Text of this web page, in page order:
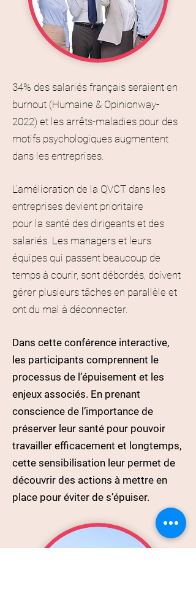
34% des salariés français seraient en
burnout (Humaine & Opinionway-
2022) et les arrêts-maladies pour des
motifs psychologiques augmentent
dans les entreprises.
L’amélioration de la QVCT dans les
entreprises devient prioritaire
pour la santé des dirigeants et des
salariés. Les managers et leurs
équipes qui passent beaucoup de
temps à courir, sont débordés, doivent
gérer plusieurs tâches en parallèle et
ont du mal à déconnecter.
Dans cette conférence interactive,
les participants comprennent le
processus de l’épuisement et les
enjeux associés. En prenant
conscience de l’importance de
préserver leur santé pour pouvoir
travailler efficacement et longtemps,
cette sensibilisation leur permet de
découvrir des actions à mettre en
place pour éviter de s’épuiser.